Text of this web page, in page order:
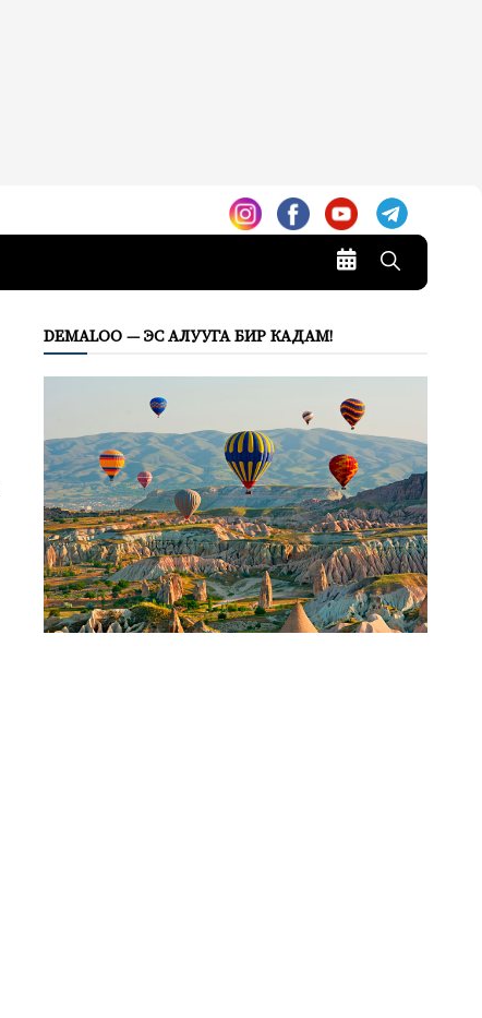
DEMALOO — ЭС АЛУУГА БИР КАДАМ!